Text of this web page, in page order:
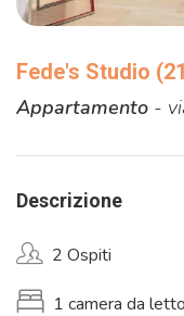
Fede's Studio
Appartamento -
Descrizione
2 Ospiti
1 camera da letto